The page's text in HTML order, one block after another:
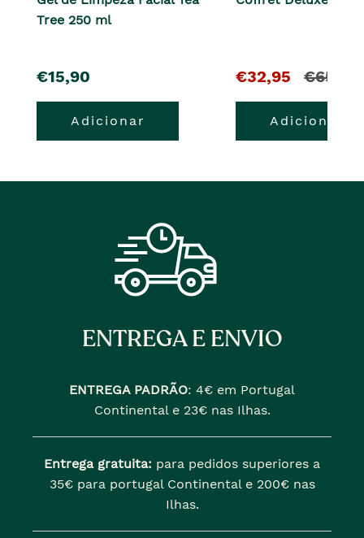
Tree 250 ml
pre�o
€15,90
Adicionar
O
pre�o
atual
€32,95
e
o
pre�o
era
€65,90
Adicionar
ENTREGA E ENVIO
ENTREGA PADRÃO: 4€ em Portugal
Continental e 23€ nas Ilhas.
Entrega gratuita: para pedidos superiores a
35€ para portugal Continental e 200€ nas
Ilhas.